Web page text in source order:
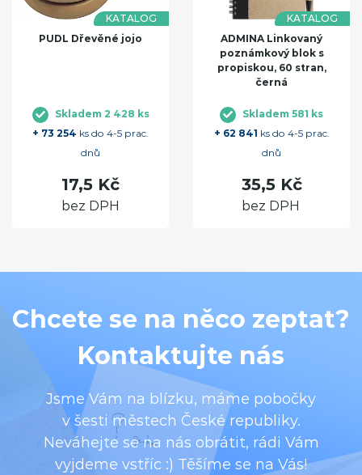
KATALOG
PUDL Dřevěné jojo
Skladem 2 428 ks
+ 73 254 ks do 4-5 prac.
dnů
17,5 Kč
bez DPH
KATALOG
ADMINA Linkovaný
poznámkový blok s
propiskou, 60 stran,
černá
Skladem 581 ks
+ 62 841 ks do 4-5 prac.
dnů
35,5 Kč
bez DPH
Chcete se na něco zeptat?
Kontaktujte nás
Jsme Vám na blízku, máme pobočky
v šesti městech České republiky.
Neváhejte se na nás obrátit, rádi Vám
vyjdeme vstříc :) Těšíme se na Vás!